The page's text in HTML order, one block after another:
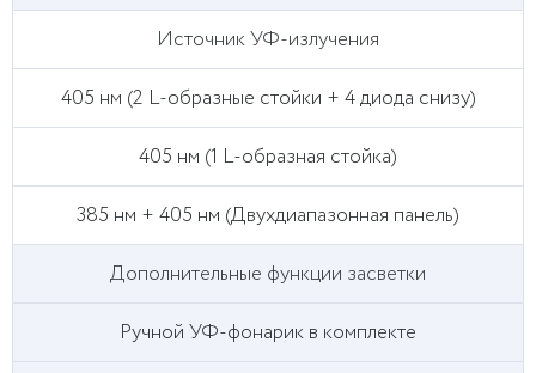
Источник УФ-излучения
405 нм (2 L-образные стойки + 4 диода снизу)
405 нм (1 L-образная стойка)
385 нм + 405 нм (Двухдиапазонная панель)
Дополнительные функции засветки
Ручной УФ-фонарик в комплекте